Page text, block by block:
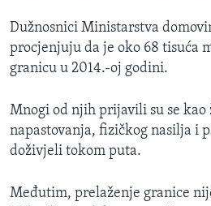
Dužnosnici Ministarstva
procjenjuju da je oko 68 tisuća
granicu u 2014.-oj godini.
Mnogi od njih prijavili su se kao
napastovanja, fizičkog nasilja i
doživjeli tokom puta.
Međutim, prelaženje granice